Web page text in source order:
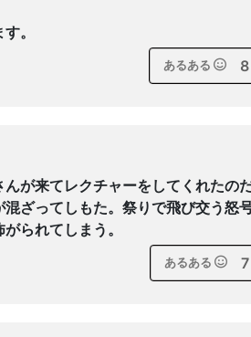
。
あるある 8
が来てレクチャーをしてくれたの
ざってしもた。祭りで飛び交う怒
られてしまう。
あるある 7